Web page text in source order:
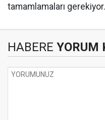
tamamlamaları gerekiyor.
HABERE YORUM